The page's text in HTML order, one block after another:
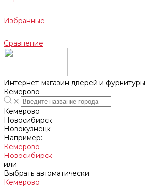
Избранные
Сравнение
Интернет-магазин дверей и фурнитуры
Кемерово
Кемерово
Новосибирск
Новокузнецк
Например:
Кемерово
Новосибирск
или
Выбрать автоматически
Кемерово